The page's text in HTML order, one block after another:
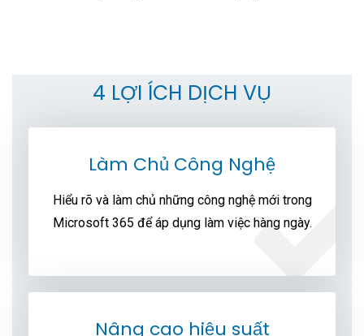
4 LỢI ÍCH DỊCH VỤ
Làm Chủ Công Nghệ
Hiểu rõ và làm chủ những công nghệ mới trong
Microsoft 365 để áp dụng làm việc hàng ngày.
Nâng cao hiệu suất